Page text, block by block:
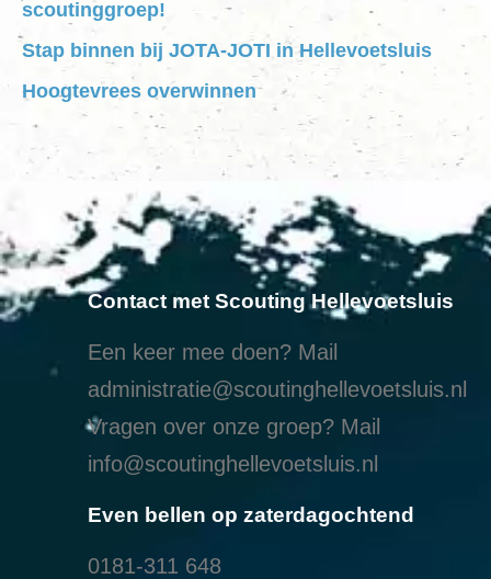
scoutinggroep!
Stap binnen bij JOTA-JOTI in Hellevoetsluis
Hoogtevrees overwinnen
Contact met Scouting Hellevoetsluis
Een keer mee doen? Mail
administratie@scoutinghellevoetsluis.nl
Vragen over onze groep? Mail
info@scoutinghellevoetsluis.nl
Even bellen op zaterdagochtend
0181-311 648